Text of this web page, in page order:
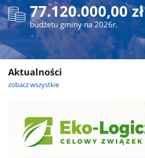
77.120.000,00 zł
budżetu gminy na 2026r.
Aktualności
zobacz wszystkie